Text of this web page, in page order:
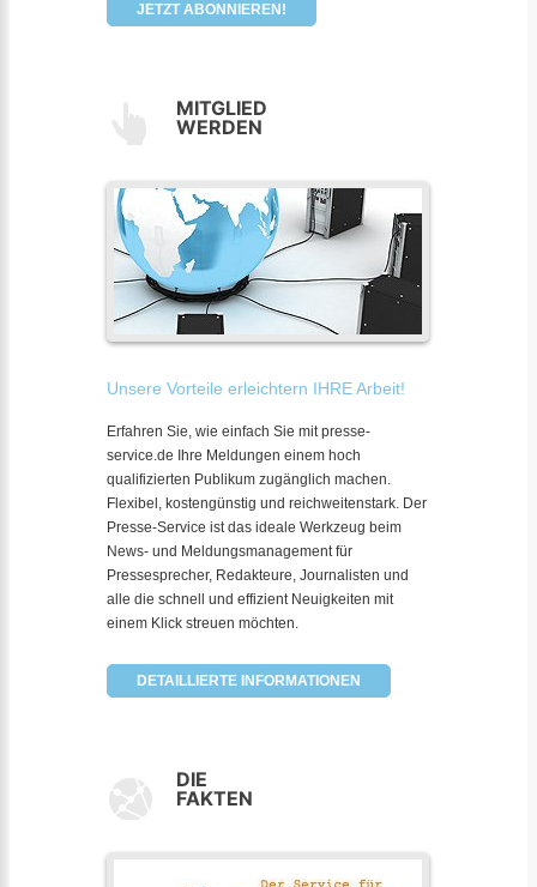
JETZT ABONNIEREN!
MITGLIED
WERDEN
Unsere Vorteile erleichtern IHRE Arbeit!
Erfahren Sie, wie einfach Sie mit presse-
service.de Ihre Meldungen einem hoch
qualifizierten Publikum zugänglich machen.
Flexibel, kostengünstig und reichweitenstark. Der
Presse-Service ist das ideale Werkzeug beim
News- und Meldungsmanagement für
Pressesprecher, Redakteure, Journalisten und
alle die schnell und effizient Neuigkeiten mit
einem Klick streuen möchten.
DETAILLIERTE INFORMATIONEN
DIE
FAKTEN